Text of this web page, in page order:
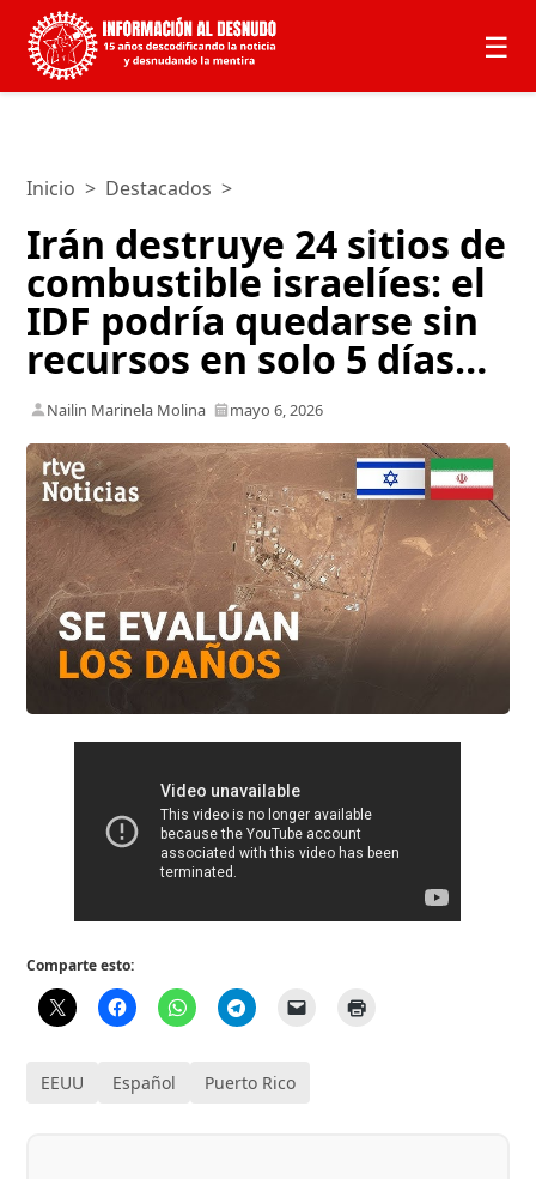
☰
Inicio > Destacados >
Irán destruye 24 sitios de
combustible israelíes: el
IDF podría quedarse sin
recursos en solo 5 días…
Nailin Marinela Molina mayo 6, 2026
Comparte esto:
EEUU Español Puerto Rico